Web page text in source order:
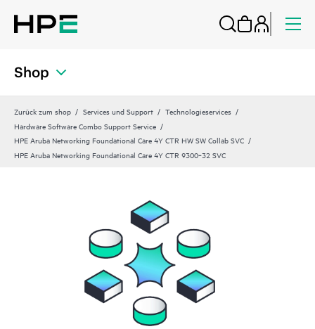
Shop
Zurück zum shop Services und Support
Technologieservices
Hardware Software Combo Support Service
HPE Aruba Networking Foundational Care 4Y CTR HW SW Collab SVC
HPE Aruba Networking Foundational Care 4Y CTR 9300‑32 SVC